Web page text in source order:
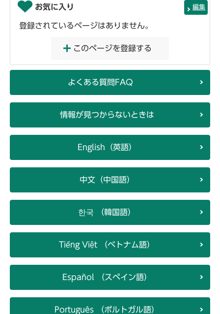
お気に入り 編集
登録されているページはありません。
このページを登録する
よくある質問FAQ
情報が見つからないときは
English（英語）
中文（中国語）
한국 （韓国語）
Tiếng Việt （ベトナム語）
Español （スペイン語）
Português （ポルトガル語）